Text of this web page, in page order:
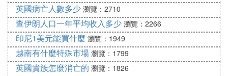
英國病亡人數多少 瀏覽：2710
查伊朗人口一年平均收入多少 瀏覽：2266
印尼1美元能買什麼 瀏覽：1949
越南有什麼特殊市場 瀏覽：1799
英國貴族怎麼消亡的 瀏覽：1826